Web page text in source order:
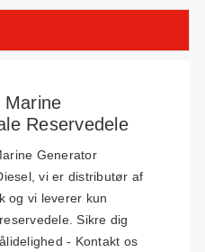
Marine
Reservedele
Generator
vi er distributør af
og vi leverer kun
Sikre dig
- Kontakt os